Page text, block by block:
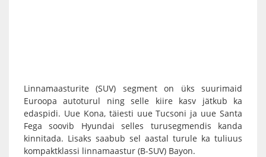
Linnamaasturite (SUV) segment on üks suurimaid
Euroopa autoturul ning selle kiire kasv jätkub ka
edaspidi. Uue Kona, täiesti uue Tucsoni ja uue Santa
Fega soovib Hyundai selles turusegmendis kanda
kinnitada. Lisaks saabub sel aastal turule ka tuliuus
kompaktklassi linnamaastur (B-SUV) Bayon.